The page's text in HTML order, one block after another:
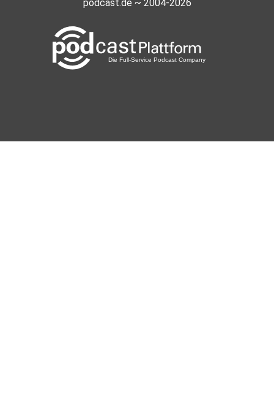
podcast.de ~ 2004-2026